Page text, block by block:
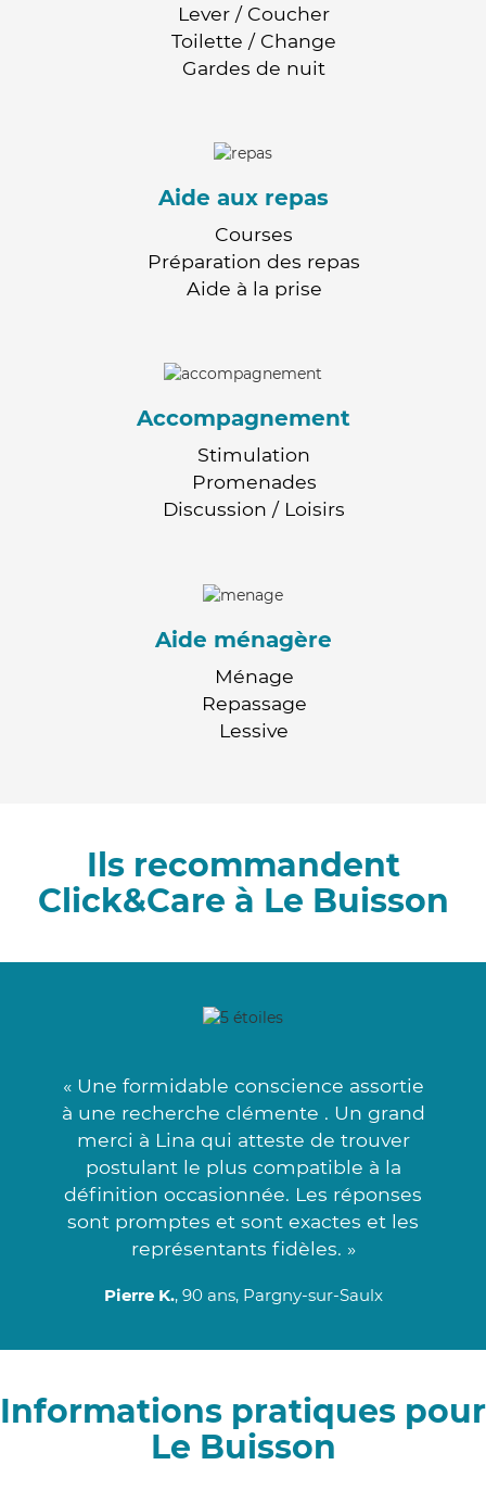
Lever / Coucher
Toilette / Change
Gardes de nuit
Aide aux repas
Courses
Préparation des repas
Aide à la prise
Accompagnement
Stimulation
Promenades
Discussion / Loisirs
Aide ménagère
Ménage
Repassage
Lessive
Ils recommandent
Click&Care à Le Buisson
« Une formidable conscience assortie
à une recherche clémente . Un grand
merci à Lina qui atteste de trouver
postulant le plus compatible à la
définition occasionnée. Les réponses
sont promptes et sont exactes et les
représentants fidèles. »
Pierre K., 90 ans, Pargny-sur-Saulx
Informations pratiques pour
Le Buisson